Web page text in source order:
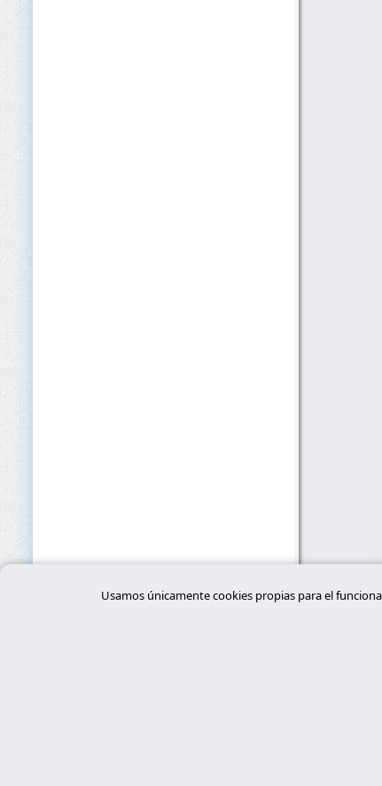
Usamos únicamente cookies propias para el